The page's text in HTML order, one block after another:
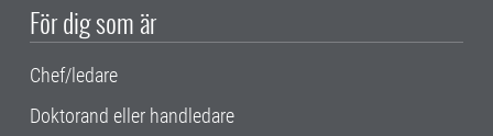
För dig som är
Chef/ledare
Doktorand eller handledare